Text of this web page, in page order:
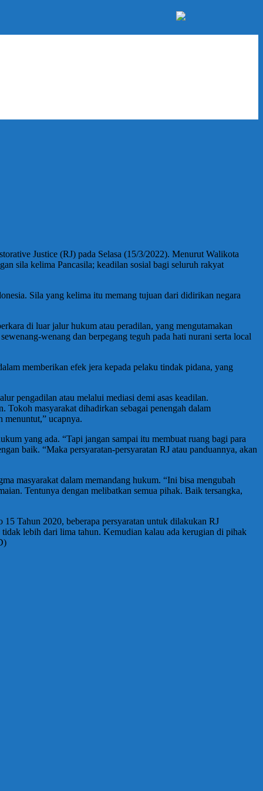
Justice (RJ) pada Selasa (15/3/2022). Menurut Walikota
sila kelima Pancasila; keadilan sosial bagi seluruh rakyat
Sila yang kelima itu memang tujuan dari didirikan negara
di luar jalur hukum atau peradilan, yang mengutamakan
wenang dan berpegang teguh pada hati nurani serta local
memberikan efek jera kepada pelaku tindak pidana, yang
pengadilan atau melalui mediasi demi asas keadilan.
Tokoh masyarakat dihadirkan sebagai penengah dalam
menuntut,” ucapnya.
yang ada. “Tapi jangan sampai itu membuat ruang bagi para
baik. “Maka persyaratan-persyaratan RJ atau panduannya, akan
masyarakat dalam memandang hukum. “Ini bisa mengubah
Tentunya dengan melibatkan semua pihak. Baik tersangka,
Tahun 2020, beberapa persyaratan untuk dilakukan RJ
lebih dari lima tahun. Kemudian kalau ada kerugian di pihak